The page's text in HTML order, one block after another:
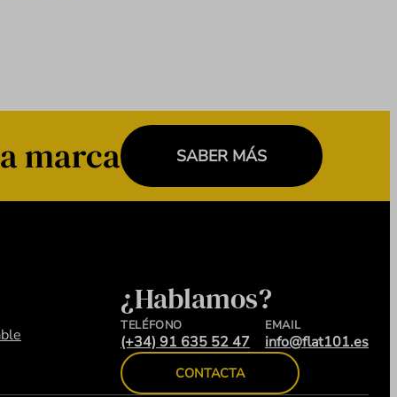
SABER MÁS
¿Hablamos?
TELÉFONO
(+34) 91 635 52 47
EMAIL
info@flat101.es
CONTACTA